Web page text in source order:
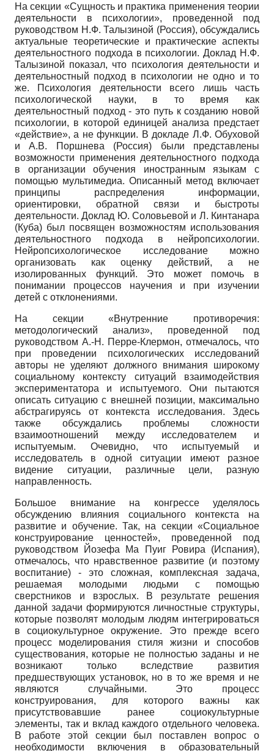
На секции «Сущность и практика применения теории
деятельности в психологии», проведенной под
руководством Н.Ф. Талызиной (Россия), обсуждались
актуальные теоретические и практические аспекты
деятельностного подхода в психологии. Доклад Н.Ф.
Талызиной показал, что психология деятельности и
деятельностный подход в психологии не одно и то
же. Психология деятельности всего лишь часть
психологической науки, в то время как
деятельностный подход - это путь к созданию новой
психологии, в которой единицей анализа предстает
«действие», а не функции. В докладе Л.Ф. Обуховой
и А.В. Поршнева (Россия) были представлены
возможности применения деятельностного подхода
в организации обучения иностранным языкам с
помощью мультимедиа. Описанный метод включает
принципы распределения информации,
ориентировки, обратной связи и быстроты
деятельности. Доклад Ю. Соловьевой и Л. Кинтанара
(Куба) был посвящен возможностям использования
деятельностного подхода в нейропсихологии.
Нейропсихологическое исследование можно
организовать как оценку действий, а не
изолированных функций. Это может помочь в
понимании процессов научения и при изучении
детей с отклонениями.
На секции «Внутренние противоречия:
методологический анализ», проведенной под
руководством А.-Н. Перре-Клермон, отмечалось, что
при проведении психологических исследований
авторы не уделяют должного внимания широкому
социальному контексту ситуаций взаимодействия
экспериментатора и испытуемого. Они пытаются
описать ситуацию с внешней позиции, максимально
абстрагируясь от контекста исследования. Здесь
также обсуждались проблемы сложности
взаимоотношений между исследователем и
испытуемым. Очевидно, что испытуемый и
исследователь в одной ситуации имеют разное
видение ситуации, различные цели, разную
направленность.
Большое внимание на конгрессе уделялось
обсуждению влияния социального контекста на
развитие и обучение. Так, на секции «Социальное
конструирование ценностей», проведенной под
руководством Йозефа Ма Пуиг Ровира (Испания),
отмечалось, что нравственное развитие (и поэтому
воспитание) - это сложная, комплексная задача,
решаемая молодыми людьми с помощью
сверстников и взрослых. В результате решения
данной задачи формируются личностные структуры,
которые позволят молодым людям интегрироваться
в социокультурное окружение. Это прежде всего
процесс моделирования стиля жизни и способов
существования, которые не полностью заданы и не
возникают только вследствие развития
предшествующих установок, но в то же время и не
являются случайными. Это процесс
конструирования, для которого важны как
присутствовавшие ранее социокультурные
элементы, так и вклад каждого отдельного человека.
В работе этой секции был поставлен вопрос о
необходимости включения в образовательный